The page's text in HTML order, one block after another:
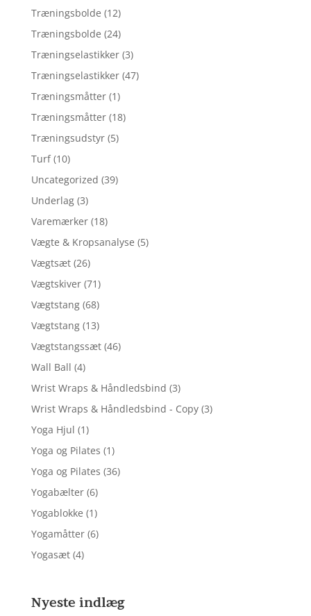
Træningsbolde (12)
Træningsbolde (24)
Træningselastikker (3)
Træningselastikker (47)
Træningsmåtter (1)
Træningsmåtter (18)
Træningsudstyr (5)
Turf (10)
Uncategorized (39)
Underlag (3)
Varemærker (18)
Vægte & Kropsanalyse (5)
Vægtsæt (26)
Vægtskiver (71)
Vægtstang (68)
Vægtstang (13)
Vægtstangssæt (46)
Wall Ball (4)
Wrist Wraps & Håndledsbind (3)
Wrist Wraps & Håndledsbind - Copy (3)
Yoga Hjul (1)
Yoga og Pilates (1)
Yoga og Pilates (36)
Yogabælter (6)
Yogablokke (1)
Yogamåtter (6)
Yogasæt (4)
Nyeste indlæg